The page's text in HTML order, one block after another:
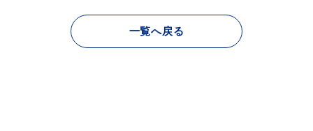
一覧へ戻る